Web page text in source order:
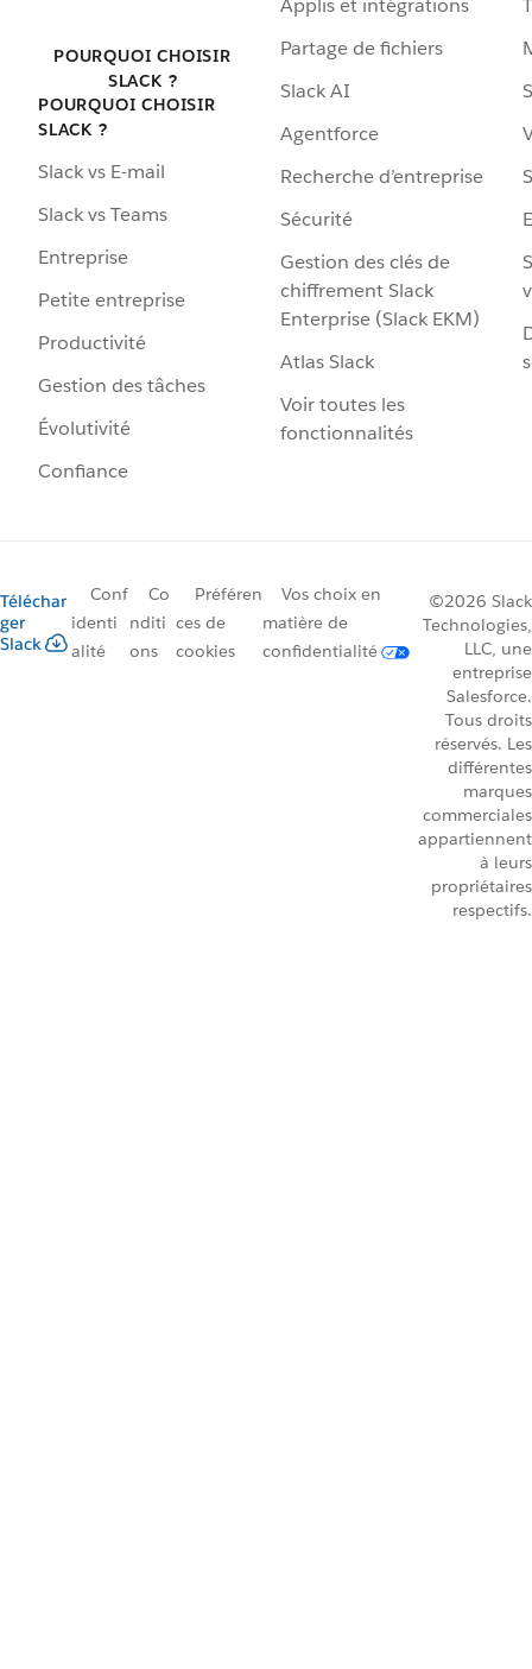
POURQUOI CHOISIR
SLACK ?
POURQUOI CHOISIR
SLACK ?
Slack vs E-mail
Slack vs Teams
Entreprise
Petite entreprise
Productivité
Gestion des tâches
Évolutivité
Confiance
Applis et intégrations
Partage de fichiers
Slack AI
Agentforce
Recherche d’entreprise
Sécurité
Gestion des clés de
chiffrement Slack
Enterprise (Slack EKM)
Atlas Slack
Voir toutes les
fonctionnalités
Téléchar
ger
Slack
Conf
identi
alité
Co
nditi
ons
Préféren
ces de
cookies
Vos choix en
matière de
confidentialité
©2026 Slack
Technologies,
LLC, une
entreprise
Salesforce.
Tous droits
réservés. Les
différentes
marques
commerciales
appartiennent
à leurs
propriétaires
respectifs.